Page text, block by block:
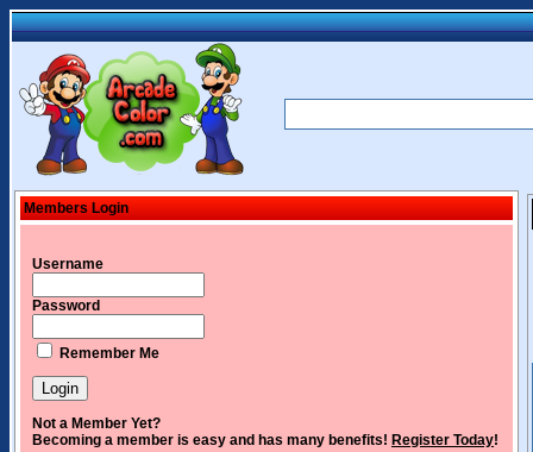
Members Login
Username
Password
Remember Me
Not a Member Yet?
Becoming a member is easy and has many benefits! Register Today!